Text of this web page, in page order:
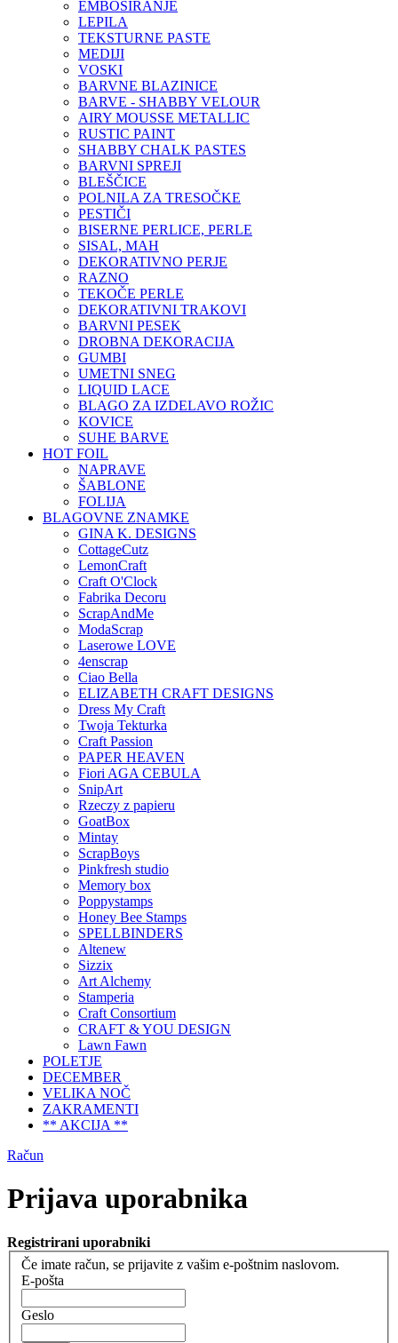
EMBOSIRANJE
LEPILA
TEKSTURNE PASTE
MEDIJI
VOSKI
BARVNE BLAZINICE
BARVE - SHABBY VELOUR
AIRY MOUSSE METALLIC
RUSTIC PAINT
SHABBY CHALK PASTES
BARVNI SPREJI
BLEŠČICE
POLNILA ZA TRESOČKE
PESTIČI
BISERNE PERLICE, PERLE
SISAL, MAH
DEKORATIVNO PERJE
RAZNO
TEKOČE PERLE
DEKORATIVNI TRAKOVI
BARVNI PESEK
DROBNA DEKORACIJA
GUMBI
UMETNI SNEG
LIQUID LACE
BLAGO ZA IZDELAVO ROŽIC
KOVICE
SUHE BARVE
HOT FOIL
NAPRAVE
ŠABLONE
FOLIJA
BLAGOVNE ZNAMKE
GINA K. DESIGNS
CottageCutz
LemonCraft
Craft O'Clock
Fabrika Decoru
ScrapAndMe
ModaScrap
Laserowe LOVE
4enscrap
Ciao Bella
ELIZABETH CRAFT DESIGNS
Dress My Craft
Twoja Tekturka
Craft Passion
PAPER HEAVEN
Fiori AGA CEBULA
SnipArt
Rzeczy z papieru
GoatBox
Mintay
ScrapBoys
Pinkfresh studio
Memory box
Poppystamps
Honey Bee Stamps
SPELLBINDERS
Altenew
Sizzix
Art Alchemy
Stamperia
Craft Consortium
CRAFT & YOU DESIGN
Lawn Fawn
POLETJE
DECEMBER
VELIKA NOČ
ZAKRAMENTI
** AKCIJA **
Račun
Prijava uporabnika
Registrirani uporabniki
Če imate račun, se prijavite z vašim e-poštnim naslovom.
E-pošta
Geslo